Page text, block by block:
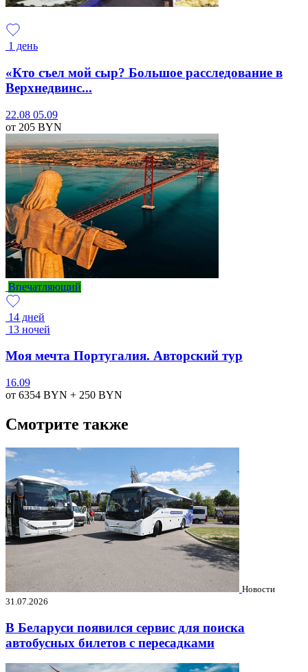
1 день
«Кто съел мой сыр? Большое расследование в
Верхнедвинс...
22.08 05.09
от 205 BYN
Впечатляющий
14 дней
13 ночей
Моя мечта Португалия. Авторский тур
16.09
от 6354 BYN + 250 BYN
Смотрите также
Новости
31.07.2026
В Беларуси появился сервис для поиска
автобусных билетов с пересадками